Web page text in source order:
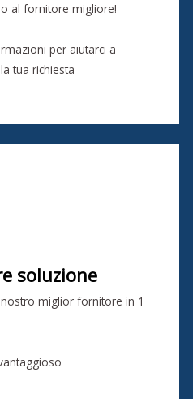
al fornitore migliore!
per aiutarci a
tua richiesta
soluzione
miglior fornitore in 1